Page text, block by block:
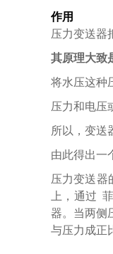
作用
压力变送器
其原理大致是
将水压这种
压力和电压
所以，变
由此得出一
压力变送器
上，通
器。当两侧
与压力成正比